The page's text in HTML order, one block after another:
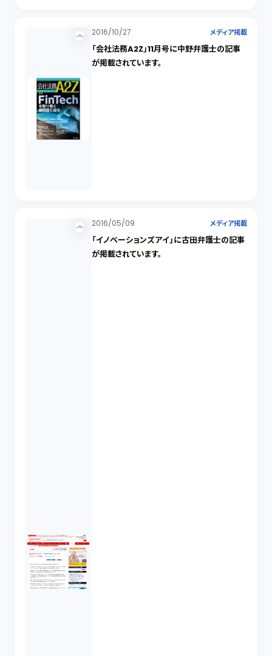
2016/10/27 メディア掲載
「会社法務A2Z」11月号に中野弁護士の記事
が掲載されています。
2016/05/09 メディア掲載
「イノベーションズアイ」に古田弁護士の記事
が掲載されています。